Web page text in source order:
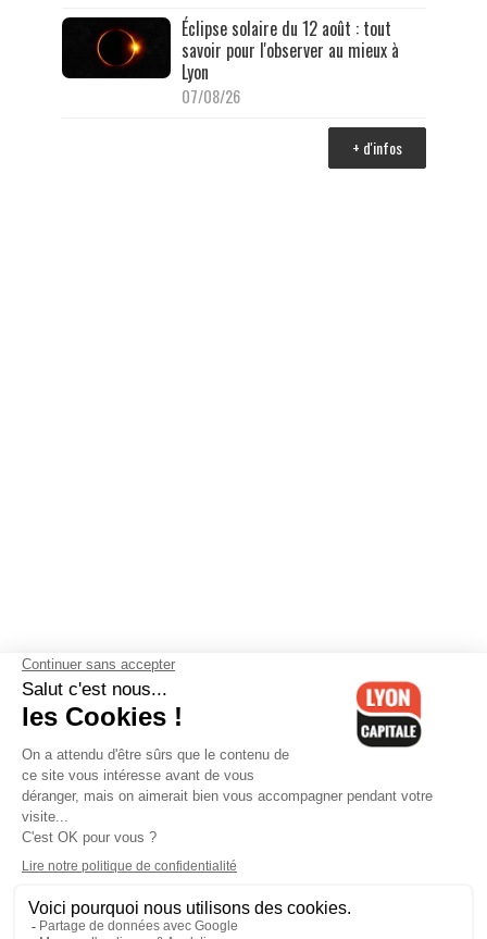
Éclipse solaire du 12 août : tout
savoir pour l'observer au mieux à
Lyon
07/08/26
+ d'infos
Contactez-nous-Mentions légales-CGV-Politique de